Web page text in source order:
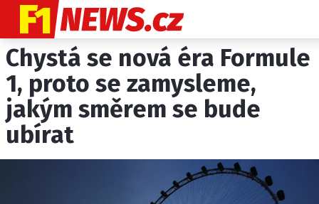
NOVINKY
GRAND PRIX
PADDOCK LINE
PROFILY JEZDCŮ
PROFILY TÝMŮ
Chystá se nová éra Formule
1, proto se zamysleme,
jakým směrem se bude
ubírat